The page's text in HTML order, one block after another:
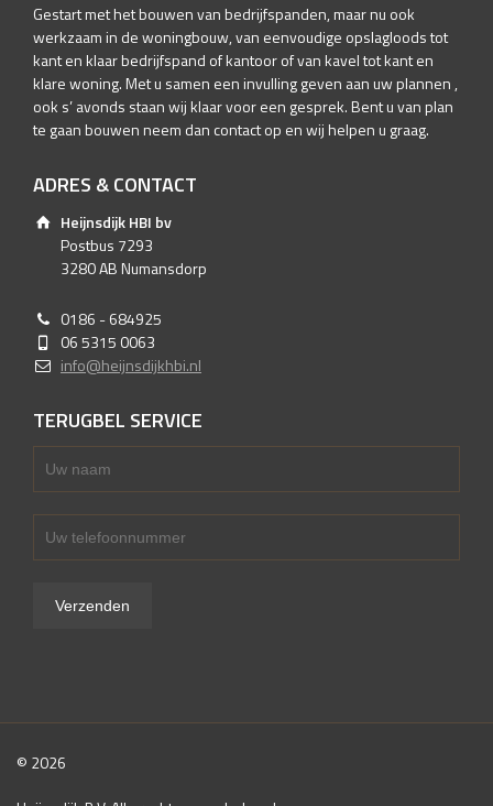
Gestart met het bouwen van bedrijfspanden, maar nu ook
werkzaam in de woningbouw, van eenvoudige opslagloods tot
kant en klaar bedrijfspand of kantoor of van kavel tot kant en
klare woning. Met u samen een invulling geven aan uw plannen ,
ook s’ avonds staan wij klaar voor een gesprek. Bent u van plan
te gaan bouwen neem dan contact op en wij helpen u graag.
ADRES & CONTACT
Heijnsdijk HBI bv
Postbus 7293
3280 AB Numansdorp
0186 - 684925
06 5315 0063
info@heijnsdijkhbi.nl
TERUGBEL SERVICE
© 2026